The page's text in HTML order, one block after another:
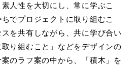
素人性を大切にし、常に学ぶこ
でプロジェクトに取り組むこ
を共有しながら、共に学び合い
り組むこと」などをデザインの
のラフ案の中から、「積木」を